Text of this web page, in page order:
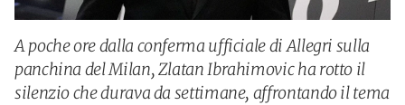
A poche ore dalla conferma ufficiale di Allegri sulla
panchina del Milan, Zlatan Ibrahimovic ha rotto il
silenzio che durava da settimane, affrontando il tema